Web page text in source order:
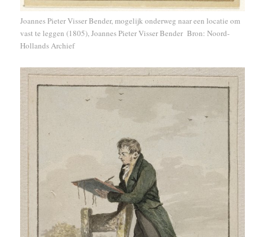
Joannes Pieter Visser Bender, mogelijk onderweg naar een locatie om
vast te leggen (1805), Joannes Pieter Visser BenderBron: Noord-
Hollands Archief